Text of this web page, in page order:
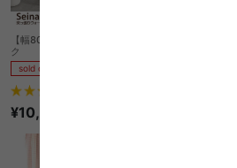
【幅80cm】Seina 突っ張りウォールラッ
ク
sold out
¥10,449